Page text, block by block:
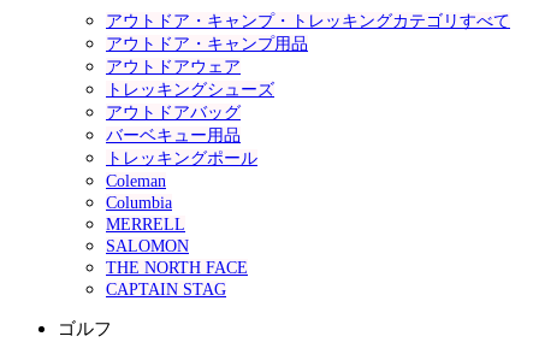
アウトドア・キャンプ・トレッキングカテゴリすべて
アウトドア・キャンプ用品
アウトドアウェア
トレッキングシューズ
アウトドアバッグ
バーベキュー用品
トレッキングポール
Coleman
Columbia
MERRELL
SALOMON
THE NORTH FACE
CAPTAIN STAG
ゴルフ